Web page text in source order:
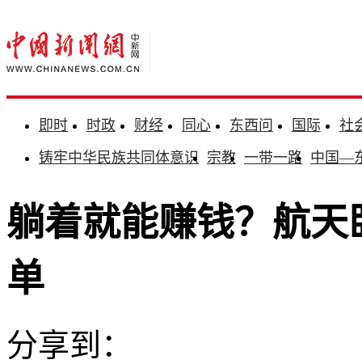
即时 时政 财经 同心 东西问 国际
社
铸牢中华民族共同体意识 宗教 一带一路 中国—
躺着就能赚钱？航
单
分享到：